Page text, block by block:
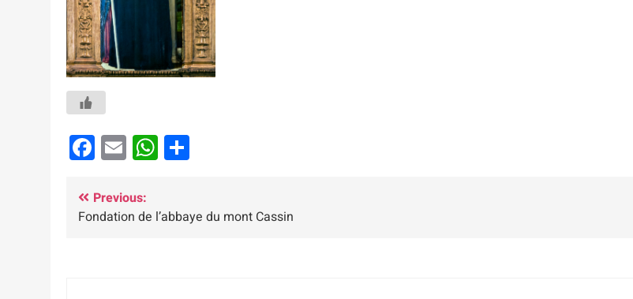
Facebook
EmailWhatsApp
Navigation
de
Previous:
Fondation de l’abbaye du mont Cassin